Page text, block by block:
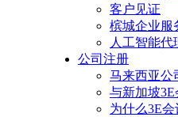
客户见证
槟城企业服
人工智能代
公司注册
马来西亚公
与新加坡
为什么3E